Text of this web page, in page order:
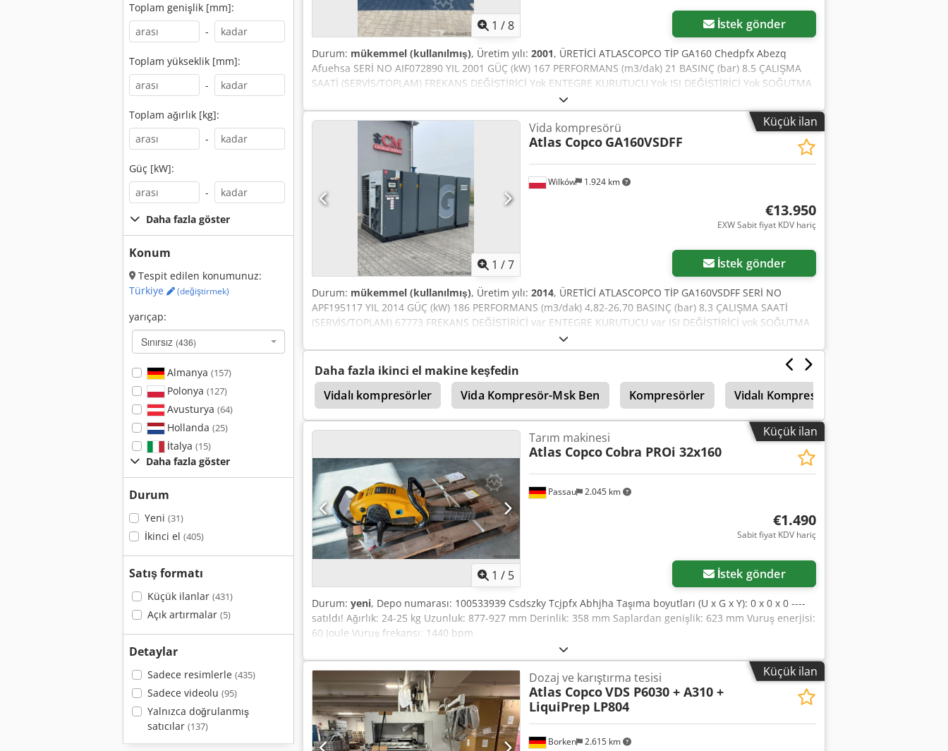
Toplam genişlik [mm]:
-
Toplam yükseklik [mm]:
-
Toplam ağırlık [kg]:
-
Güç [kW]:
-
Daha fazla göster
Konum
Tespit edilen konumunuz:
Türkiye
(değiştirmek)
yarıçap:
Sınırsız (436)
Almanya (157)
Polonya (127)
Avusturya (64)
Hollanda (25)
İtalya (15)
Daha fazla göster
Durum
Yeni (31)
İkinci el (405)
Satış formatı
Küçük ilanlar (431)
Açık artırmalar (5)
Detaylar
Sadece resimlerle (435)
Sadece videolu (95)
Yalnızca doğrulanmış
satıcılar (137)
1 /8 İstek gönder
Durum: mükemmel (kullanılmış), Üretim yılı: 2001, ÜRETİCİ ATLASCOPCO TİP GA160 Chedpfx Abezq
Afuehsa SERİ NO AIF072890 YIL 2001 GÜÇ (kW) 167 PERFORMANS (m3/dak) 21 BASINÇ (bar) 8.5 ÇALIŞMA
SAATİ (SERVİS/TOPLAM) FREKANS DEĞİŞTİRİCİ Yok ENTEGRE KURUTUCU Yok ISI DEĞİŞTİRİCİ Yok SOĞUTMA
(HAVA/SU) Hava TANK ÜZERİNDE Yok DÖKÜMANLAR Yok BAĞLANTI 3 YENİ/İKİNCİ EL İKİNCİ EL
Küçük ilan
1 /7
Wilków 1.924 km
Vida kompresörü
Atlas Copco GA160VSDFF
€13.950
EXW Sabit fiyat KDV hariç
İstek gönder
Durum: mükemmel (kullanılmış), Üretim yılı: 2014, ÜRETİCİ ATLASCOPCO TİP GA160VSDFF SERİ NO
APF195117 YIL 2014 GÜÇ (kW) 186 PERFORMANS (m3/dak) 4,82-26,70 BASINÇ (bar) 8,3 ÇALIŞMA SAATİ
(SERVİS/TOPLAM) 67773 FREKANS DEĞİŞTİRİCİ var ENTEGRE KURUTUCU var ISI DEĞİŞTİRİCİ yok SOĞUTMA
(HAVA/SU) hava TANK ÜZERİNDE yok DÖKÜMANLAR yok BAĞLANTI 3 YENİ/İKİNCİ EL İKİNCİ EL Cedpfjzl S
Smex Abhsha
Daha fazla ikinci el makine keşfedin
Vidalı kompresörler
Vida Kompresör-Msk Ben Kompresörler Vidalı Kompresör
Vinçler Vinç Demiryolu
Küçük ilan
1 / 5
Passau 2.045 km
Tarım makinesi
Atlas Copco Cobra PROi 32x160
€1.490
Sabit fiyat KDV hariç
İstek gönder
Durum: yeni, Depo numarası: 100533939 Csdszky Tcjpfx Abhjha Taşıma boyutları (U x G x Y): 0 x 0 x 0 ----
satıldı! Ağırlık: 24-25 kg Uzunluk: 877-927 mm Derinlik: 358 mm Saplardan genişlik: 623 mm Vuruş enerjisi:
60 Joule Vuruş frekansı: 1440 bpm
Küçük ilan
Borken 2.615 km
Dozaj ve karıştırma tesisi
Atlas CopcoVDS P6030 + A310 +
LiquiPrep LP804